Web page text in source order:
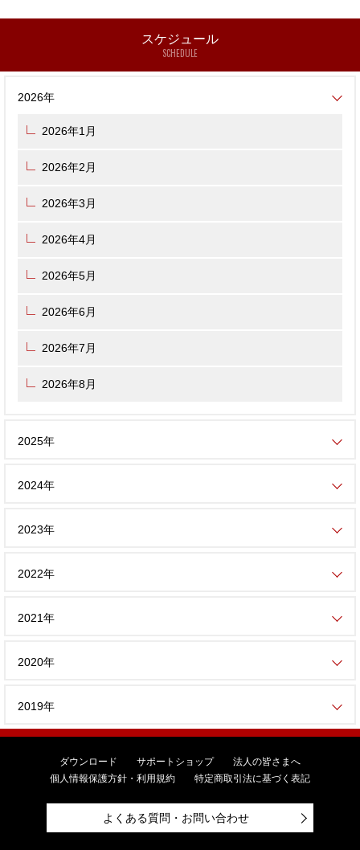
スケジュール
SCHEDULE
2026年
2026年1月
2026年2月
2026年3月
2026年4月
2026年5月
2026年6月
2026年7月
2026年8月
2025年
2024年
2023年
2022年
2021年
2020年
2019年
ダウンロード サポートショップ
法人の皆さまへ
個人情報保護方針・利用規約
特定商取引法に基づく表記
よくある質問・お問い合わせ